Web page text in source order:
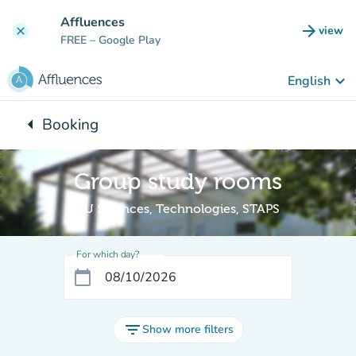
clear Affluences
FREE – Google Play arrow_forward view
(new
English keyboard_arrow_down
arrow_leftBack to:
Booking
Group study rooms
BU Sciences, Technologies, STAPS
For which day?
calendar_today
filter_listShow more filters